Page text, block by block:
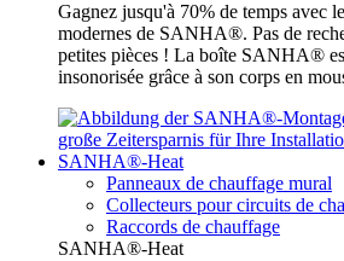
Gagnez jusqu'à 70% de temps avec
modernes de SANHA®. Pas de
petites pièces ! La boîte SANHA®
insonorisée grâce à son corps en
SANHA®-Heat
Panneaux de chauffage mural
Collecteurs pour circuits de
Raccords de chauffage
SANHA®-Heat